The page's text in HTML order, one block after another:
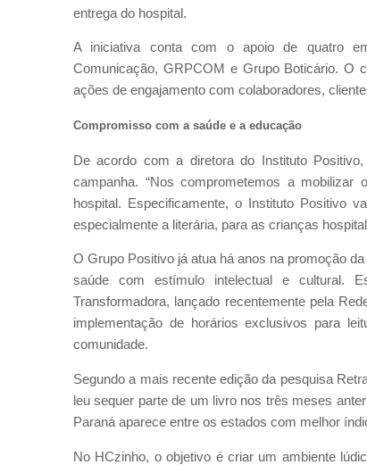
entrega do hospital.
A iniciativa conta com o apoio de quatro
Comunicação, GRPCOM e Grupo Boticário. O
ações de engajamento com colaboradores,
Compromisso com a saúde e a educação
De acordo com a diretora do Instituto
campanha. “Nos comprometemos a
hospital. Especificamente, o Instituto Positivo
especialmente a literária, para as crianças
O Grupo Positivo já atua há anos na promoção
saúde com estímulo intelectual e cultural.
Transformadora, lançado recentemente pela
implementação de horários exclusivos para
comunidade.
Segundo a mais recente edição da pesquisa
leu sequer parte de um livro nos três meses
Paraná aparece entre os estados com melhor
No HCzinho, o objetivo é criar um ambiente